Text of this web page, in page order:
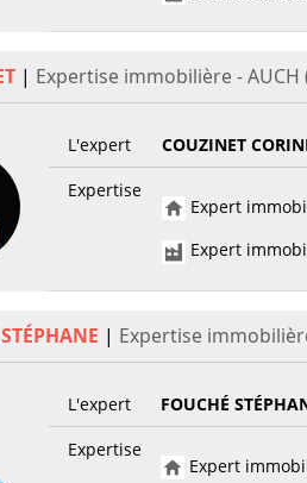
| Expertise immobilière - AUCH
L'expert
COUZINET
Expertise
Expert
Expert
| Expertise
L'expert
FOUCHÉ
Expertise
Expert